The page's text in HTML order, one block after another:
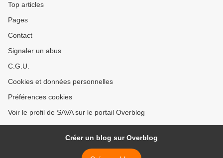
Top articles
Pages
Contact
Signaler un abus
C.G.U.
Cookies et données personnelles
Préférences cookies
Voir le profil de SAVA sur le portail Overblog
Créer un blog sur Overblog